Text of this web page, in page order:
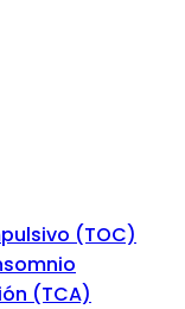
(TOC)
(TCA)